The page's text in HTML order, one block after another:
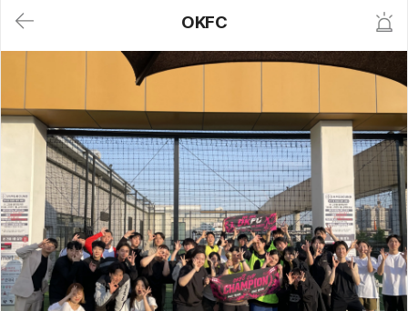
가
인,
모
내
모
임,
M
Y)
본
문
OKFC